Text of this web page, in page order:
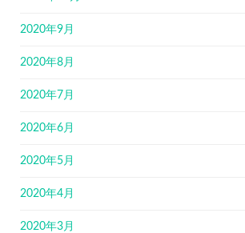
2020年9月
2020年8月
2020年7月
2020年6月
2020年5月
2020年4月
2020年3月